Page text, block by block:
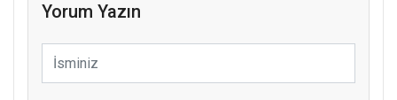
Yorum Yazın